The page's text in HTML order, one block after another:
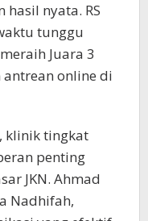
nyata. RS
tunggu
Juara 3
online di
klinik tingkat
penting
JKN. Ahmad
Nadhifah,